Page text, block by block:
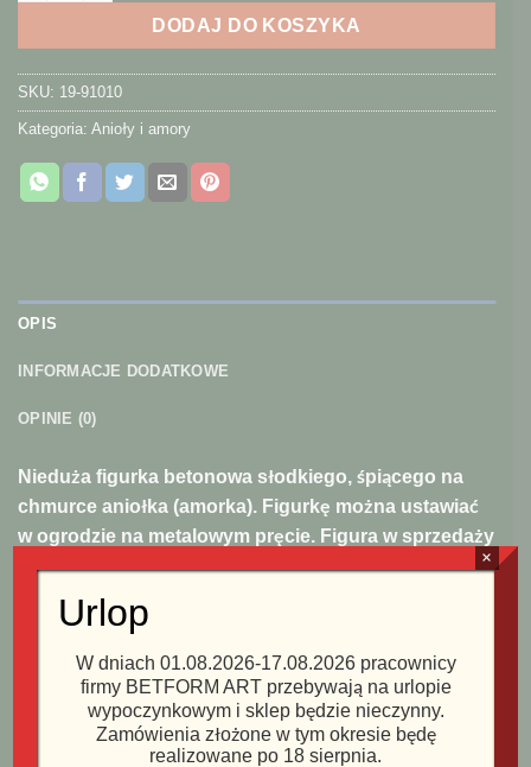
DODAJ DO KOSZYKA
SKU: 19-91010
Kategoria: Anioły i amory
OPIS
INFORMACJE DODATKOWE
OPINIE (0)
Nieduża figurka betonowa słodkiego, śpiącego na
chmurce aniołka (amorka). Figurkę można ustawiać
w ogrodzie na metalowym pręcie. Figura w sprzedaży
bez statywu.
Przy zakupie dwóch figurek z kompletu aniołków:
rabat 3%.
Waga ok. 2,5 kg
Urlop
W dniach 01.08.2026-17.08.2026 pracownicy
firmy BETFORM ART przebywają na urlopie
wypoczynkowym i sklep będzie nieczynny.
Zamówienia złożone w tym okresie będę
realizowane po 18 sierpnia.
×